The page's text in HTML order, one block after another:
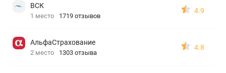
ВСК
1 место 1719 отзывов
4.9
АльфаСтрахование
2 место 1303 отзыва
4.8